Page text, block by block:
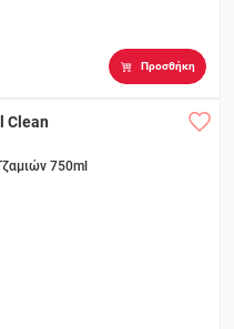
Προσθήκη
Clean
750ml